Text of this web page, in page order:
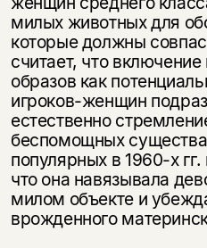
милых животных для
которые должны
считает, что
образов как
игроков-женщин
естественно
беспомощных
популярных в 1960-х
что она навязывала
милом объекте и
врожденного